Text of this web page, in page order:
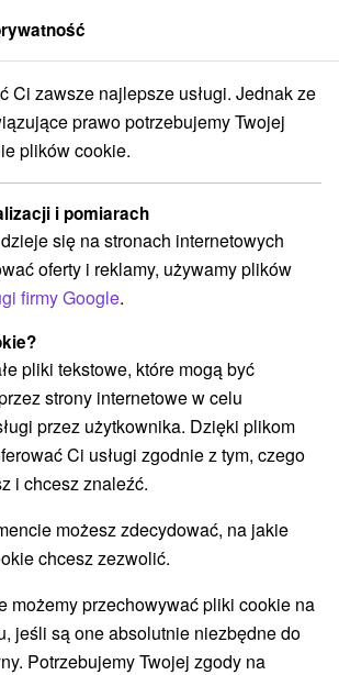
Banskobystrický kraj Špania Dolina
Špania Dolina
Apartmány(2)
(7) Drevenice
lub datę
TOP - BESTSELLERY NAJTAŃSZE
Ci zawsze najlepsze usługi. Jednak ze
prawo potrzebujemy Twojej
plików cookie.
i pomiarach
się na stronach internetowych
oferty i reklamy, używamy plików
firmy Google.
pliki tekstowe, które mogą być
strony internetowe w celu
przez użytkownika. Dzięki plikom
Ci usługi zgodnie z tym, czego
i chcesz znaleźć.
możesz zdecydować, na jakie
chcesz zezwolić.
możemy przechowywać pliki cookie na
jeśli są one absolutnie niezbędne do
Potrzebujemy Twojej zgody na